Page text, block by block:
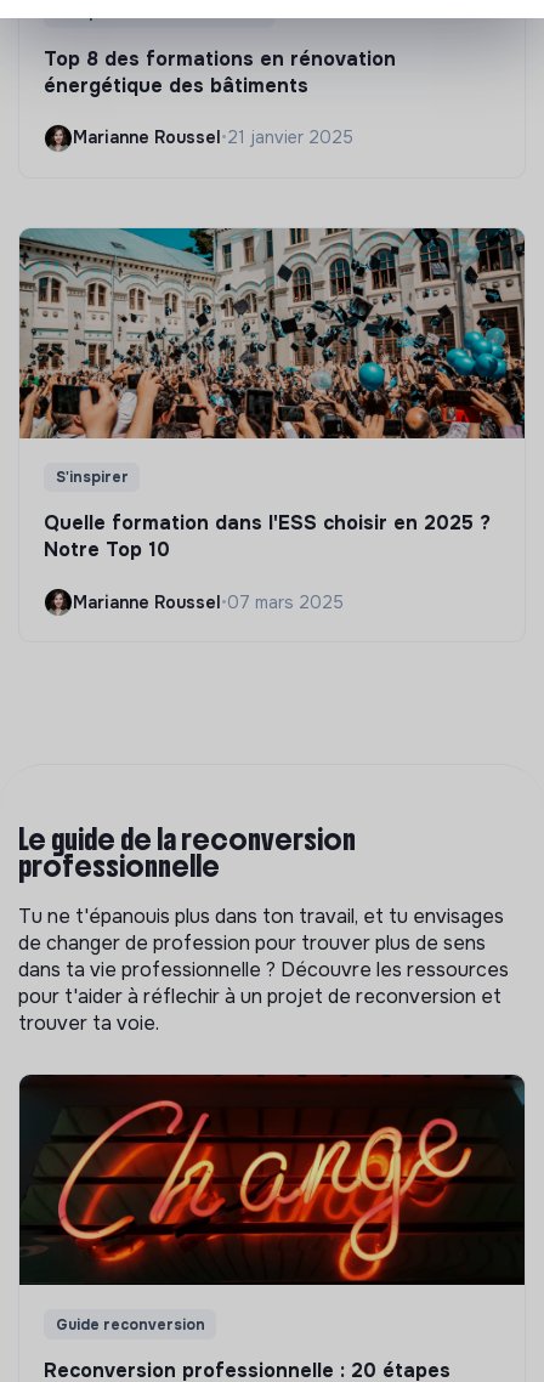
Top 8 des formations en rénovation
énergétique des bâtiments
Marianne Roussel•21 janvier 2025
S'inspirer
Quelle formation dans l'ESS choisir en 2025 ?
Notre Top 10
Marianne Roussel•07 mars 2025
Le guide de la reconversion
professionnelle
Tu ne t'épanouis plus dans ton travail, et tu envisages
de changer de profession pour trouver plus de sens
dans ta vie professionnelle ? Découvre les ressources
pour t'aider à réflechir à un projet de reconversion et
trouver ta voie.
Guide reconversion
Reconversion professionnelle : 20 étapes